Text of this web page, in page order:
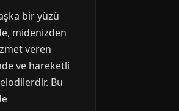
bir yüzü
midenizden
veren
ve hareketli
Bu